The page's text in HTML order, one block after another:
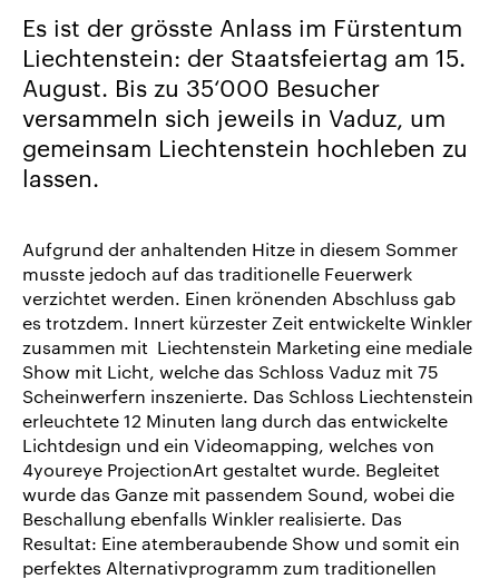
uns
Karriere/Jobs
Referenz-
Index
News
&
DE
EN
Es ist der grösste Anlass im Fürstentum
Liechtenstein: der Staatsfeiertag am 15.
August. Bis zu 35‘000 Besucher
versammeln sich jeweils in Vaduz, um
gemeinsam Liechtenstein hochleben zu
lassen.
Aufgrund der anhaltenden Hitze in diesem Sommer
musste jedoch auf das traditionelle Feuerwerk
verzichtet werden. Einen krönenden Abschluss gab
es trotzdem. Innert kürzester Zeit entwickelte Winkler
zusammen mit Liechtenstein Marketing eine mediale
Show mit Licht, welche das Schloss Vaduz mit 75
Scheinwerfern inszenierte. Das Schloss Liechtenstein
erleuchtete 12 Minuten lang durch das entwickelte
Lichtdesign und ein Videomapping, welches von
4youreye ProjectionArt gestaltet wurde. Begleitet
wurde das Ganze mit passendem Sound, wobei die
Beschallung ebenfalls Winkler realisierte. Das
Resultat: Eine atemberaubende Show und somit ein
perfektes Alternativprogramm zum traditionellen